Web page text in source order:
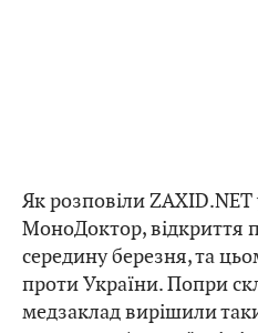
Як розповіли
МоноДоктор, відкриття
середину березня, та
проти України. Попри
медзаклад вирішили